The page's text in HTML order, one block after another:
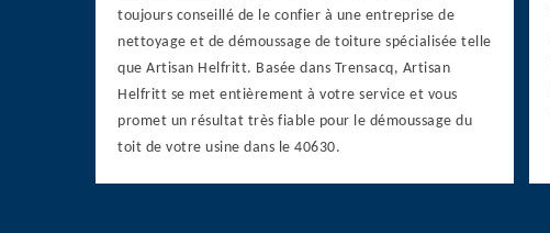
toujours conseillé de le confier à une entreprise de
nettoyage et de démoussage de toiture spécialisée telle
que Artisan Helfritt. Basée dans Trensacq, Artisan
Helfritt se met entièrement à votre service et vous
promet un résultat très fiable pour le démoussage du
toit de votre usine dans le 40630.